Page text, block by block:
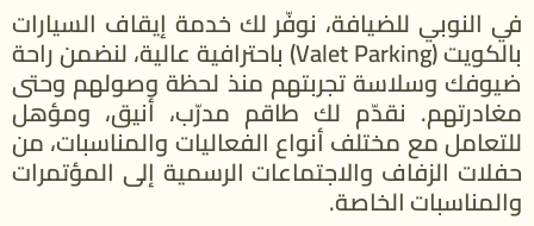
في النوبي للضيافة، نوفّر لك خدمة إيقاف السيارات
بالكويت (Valet Parking) باحترافية عالية، لنضمن راحة
ضيوفك وسلاسة تجربتهم منذ لحظة وصولهم وحتى
مغادرتهم. نقدّم لك طاقم مدرّب، أنيق، ومؤهل
للتعامل مع مختلف أنواع الفعاليات والمناسبات، من
حفلات الزفاف والاجتماعات الرسمية إلى المؤتمرات
والمناسبات الخاصة.